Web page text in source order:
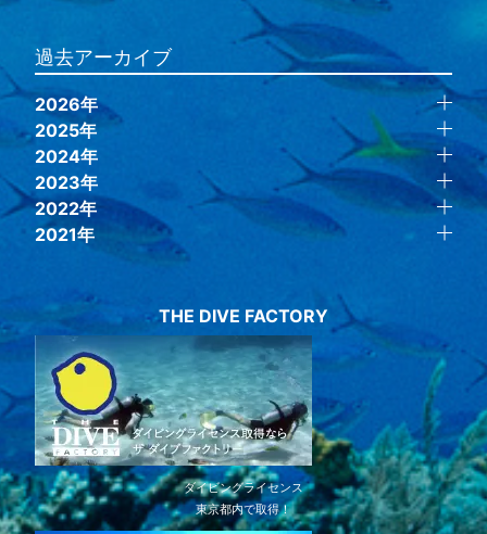
過去アーカイブ
2026年
2025年
2024年
2023年
2022年
2021年
THE DIVE FACTORY
ダイビングライセンス
東京都内で取得！